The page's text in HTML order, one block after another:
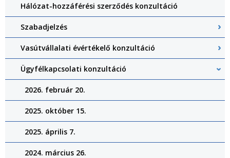
Hálózat-hozzáférési szerződés konzultáció
Szabadjelzés
Vasútvállalati évértékelő konzultáció
Ügyfélkapcsolati konzultáció
2026. február 20.
2025. október 15.
2025. április 7.
2024. március 26.